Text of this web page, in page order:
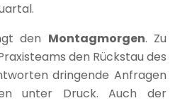
den Montagmorgen. Zu
den Rückstau des
dringende Anfragen
unter Druck. Auch der